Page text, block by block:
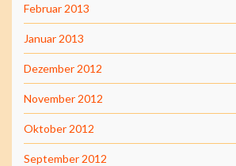
Februar 2013
Januar 2013
Dezember 2012
November 2012
Oktober 2012
September 2012